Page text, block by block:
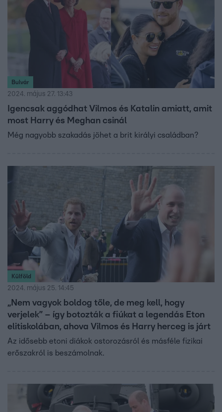
Bulvár
2024. május 27. 13:43
Igencsak aggódhat Vilmos és Katalin amiatt, amit
most Harry és Meghan csinál
Még nagyobb szakadás jöhet a brit királyi családban?
Külföld
2024. május 25. 14:45
„Nem vagyok boldog tőle, de meg kell, hogy
verjelek” – így botozták a fiúkat a legendás Eton
elitiskolában, ahova Vilmos és Harry herceg is járt
Az idősebb etoni diákok ostorozásról és másféle fizikai
erőszakról is beszámolnak.